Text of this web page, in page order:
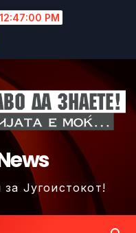
12:47:03 PM
Југоистокот!